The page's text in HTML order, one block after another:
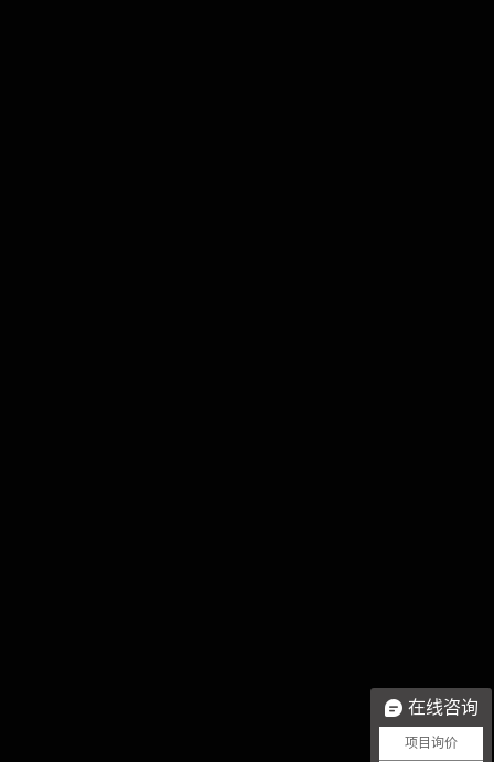
在线咨询
项目询价